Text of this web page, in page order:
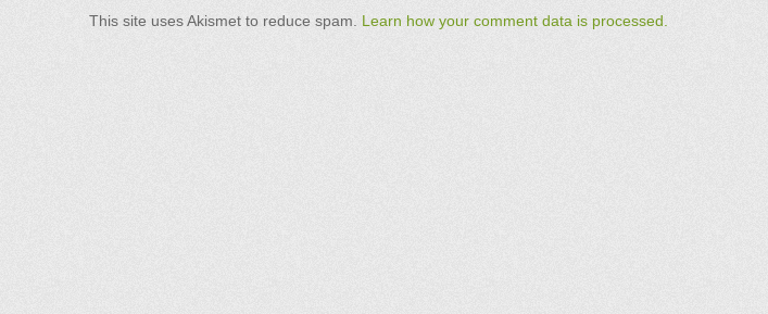
This site uses Akismet to reduce spam. Learn how your comment data is processed.